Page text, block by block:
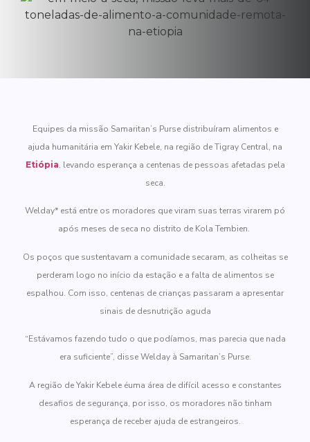
Equipes da missão Samaritan’s Purse distribuíram alimentos e
ajuda humanitária em Yakir Kebele, na região de Tigray Central, na
Etiópia, levando esperança a centenas de pessoas afetadas pela
seca.
Welday* está entre os moradores que viram suas terras virarem pó
após meses de seca no distrito de Kola Tembien.
Os poços que sustentavam a comunidade secaram, as colheitas se
perderam logo no início da estação e a falta de alimentos se
espalhou. Com isso, centenas de crianças passaram a apresentar
sinais de desnutrição aguda
“Estávamos fazendo tudo o que podíamos, mas parecia que nada
era suficiente”, disse Welday à Samaritan’s Purse.
A região de Yakir Kebele éuma área de difícil acesso e constantes
desafios de segurança, por isso, os moradores não tinham
esperança de receber ajuda de estrangeiros.